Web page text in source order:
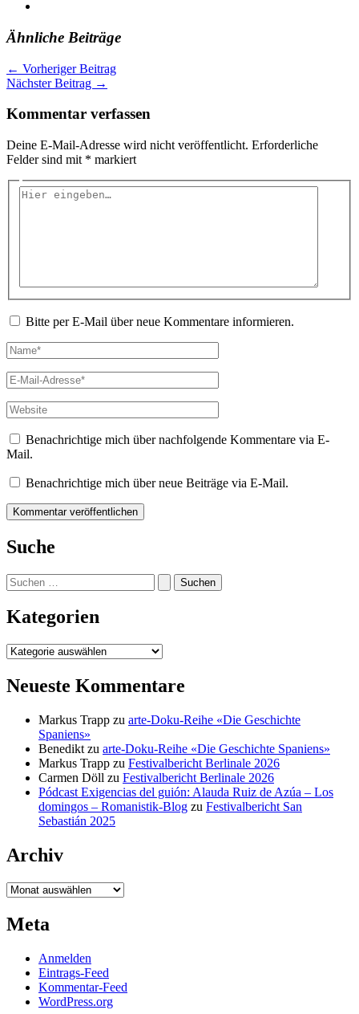
Ähnliche Beiträge
← Vorheriger Beitrag
Nächster Beitrag →
Kommentar verfassen
Deine E-Mail-Adresse wird nicht veröffentlicht. Erforderliche
Felder sind mit * markiert
Hier
Bitte per E-Mail über neue Kommentare informieren.
Name*
E-
Mail-
Adresse*
Website
Benachrichtige mich über nachfolgende Kommentare via E-
Mail.
Benachrichtige mich über neue Beiträge via E-Mail.
Suche
Suchen
nach:
Kategorien
Kategorien
Neueste Kommentare
Markus Trapp zu arte-Doku-Reihe «Die Geschichte
Spaniens»
Benedikt zu arte-Doku-Reihe «Die Geschichte Spaniens»
Markus Trapp zu Festivalbericht Berlinale 2026
Carmen Döll zu Festivalbericht Berlinale 2026
Pódcast Exigencias del guión: Alauda Ruiz de Azúa – Los
domingos – Romanistik-Blog zu Festivalbericht San
Sebastián 2025
Archiv
Archiv
Meta
Anmelden
Eintrags-Feed
Kommentar-Feed
WordPress.org